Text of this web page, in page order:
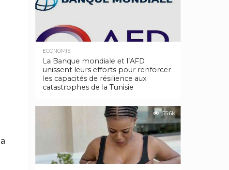
ECONOMIE
La Banque mondiale et l’AFD
unissent leurs efforts pour renforcer
les capacités de résilience aux
catastrophes de la Tunisie
55.6K